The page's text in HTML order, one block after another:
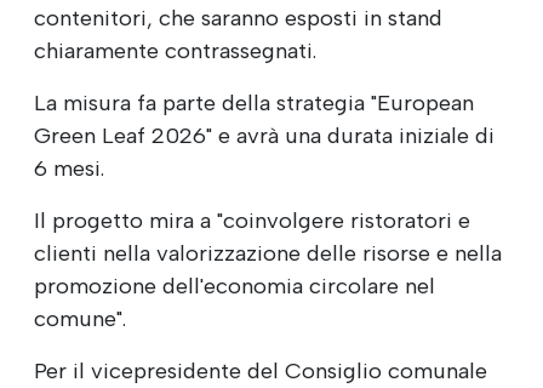
contenitori, che saranno esposti in stand
chiaramente contrassegnati.
La misura fa parte della strategia "European
Green Leaf 2026" e avrà una durata iniziale di
6 mesi.
Il progetto mira a "coinvolgere ristoratori e
clienti nella valorizzazione delle risorse e nella
promozione dell'economia circolare nel
comune".
Per il vicepresidente del Consiglio comunale